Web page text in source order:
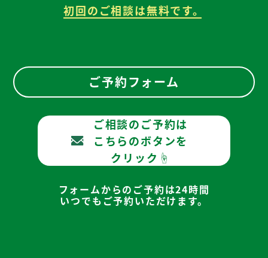
初回のご相談は無料です。
ご予約フォーム
ご相談のご予約は
こちらのボタンを
クリック☝
フォームからのご予約は24時間
いつでもご予約いただけます。